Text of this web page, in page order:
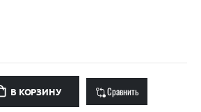
В КОРЗИНУ Сравнить